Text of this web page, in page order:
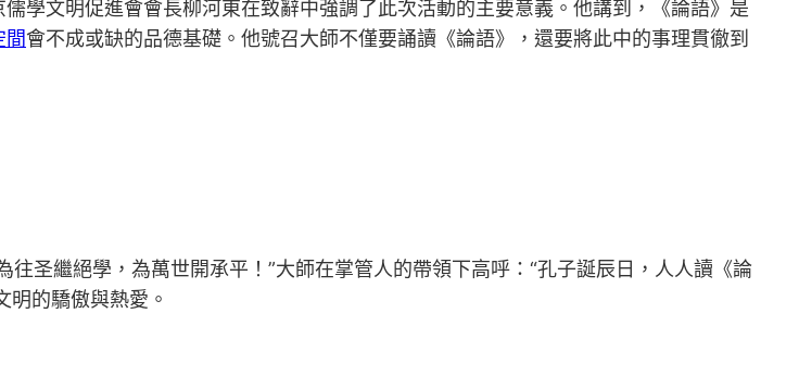
學文明促進會會長柳河東在致辭中強調了此次活動的主要意義。他講到，《論語》是
間會不成或缺的品德基礎。他號召大師不僅要誦讀《論語》，還要將此中的事理貫徹到
圣繼絕學，為萬世開承平！”大師在掌管人的帶領下高呼：“孔子誕辰日，人人讀《論
明的驕傲與熱愛。